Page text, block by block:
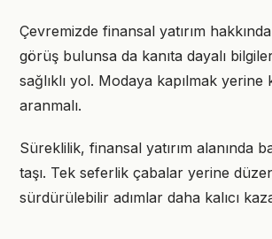
Çevremizde finansal yatırım
görüş bulunsa da kanıta dayalı
sağlıklı yol. Modaya kapılmak yerine
aranmalı.
Süreklilik, finansal yatırım alanında
taşı. Tek seferlik çabalar yerine
sürdürülebilir adımlar daha kalıcı